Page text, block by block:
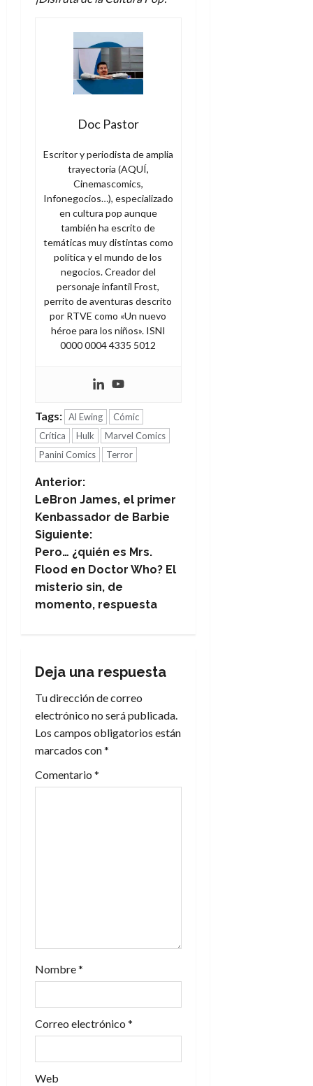
Doc Pastor
Escritor y periodista de amplia
trayectoria (AQUÍ,
Cinemascomics,
Infonegocios…), especializado
en cultura pop aunque
también ha escrito de
temáticas muy distintas como
política y el mundo de los
negocios. Creador del
personaje infantil Frost,
perrito de aventuras descrito
por RTVE como «Un nuevo
héroe para los niños». ISNI
0000 0004 4335 5012
Tags: Al Ewing
Cómic
Crítica
Hulk
Marvel Comics
Panini Comics
Terror
N
a
v
e
g
c
i
ó
n
d
a
d
a
Anterior:
LeBron James, el primer
Kenbassador de Barbie
Siguiente:
Pero… ¿quién es Mrs.
Flood en Doctor Who? El
misterio sin, de
momento, respuesta
Deja una respuesta
Tu dirección de correo
electrónico no será publicada.
Los campos obligatorios están
marcados con*
Comentario *
Nombre*
Correo electrónico *
Web